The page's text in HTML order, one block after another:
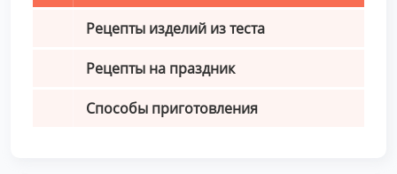
Рецепты изделий из теста
Рецепты на праздник
Способы приготовления